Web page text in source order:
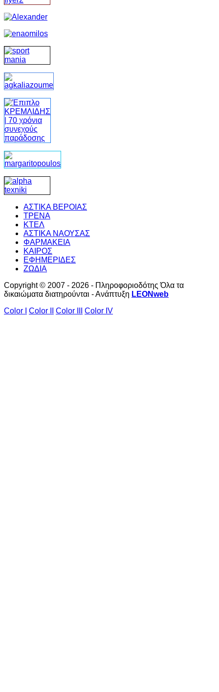
ΑΣΤΙΚΑ ΒΕΡΟΙΑΣ
ΤΡΕΝΑ
ΚΤΕΛ
ΑΣΤΙΚΑ ΝΑΟΥΣΑΣ
ΦΑΡΜΑΚΕΙΑ
ΚΑΙΡΟΣ
ΕΦΗΜΕΡΙΔΕΣ
ΖΩΔΙΑ
Copyright © 2007 - 2026 - Πληροφοριοδότης Όλα τα
δικαιώματα διατηρούνται - Ανάπτυξη LEONweb
Color I
Color II Color III Color IV